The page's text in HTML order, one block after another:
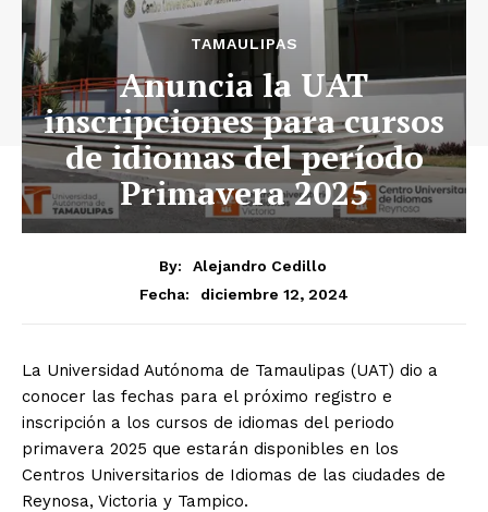
TAMAULIPAS
Anuncia la UAT
inscripciones para cursos
de idiomas del período
Primavera 2025
By:
Alejandro Cedillo
Fecha:
diciembre 12, 2024
La Universidad Autónoma de Tamaulipas (UAT) dio a
conocer las fechas para el próximo registro e
inscripción a los cursos de idiomas del periodo
primavera 2025 que estarán disponibles en los
Centros Universitarios de Idiomas de las ciudades de
Reynosa, Victoria y Tampico.